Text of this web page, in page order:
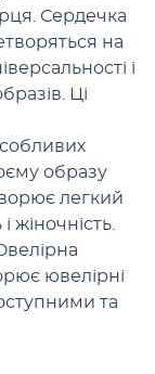
Сердечка
на
і
Ці
образу
легкий
жіночність.
ювелірні
та